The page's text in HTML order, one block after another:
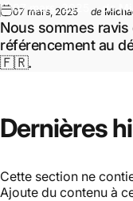
07 mars, 2025 de
07 mars, 2025 de
Nous sommes
référencement au
🇫🇷.
Dernières
Cette section ne
Ajoute du contenu à